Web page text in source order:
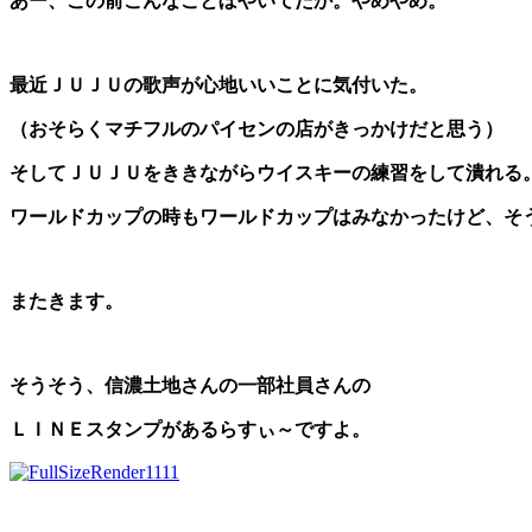
最近ＪＵＪＵの歌声が心地いいことに気付いた。
（おそらくマチフルのパイセンの店がきっかけだと思う）
そしてＪＵＪＵをききながらウイスキーの練習をして潰れる。
ワールドカップの時もワールドカップはみなかったけど、そ
またきます。
そうそう、信濃土地さんの一部社員さんの
ＬＩＮＥスタンプがあるらすぃ～ですよ。